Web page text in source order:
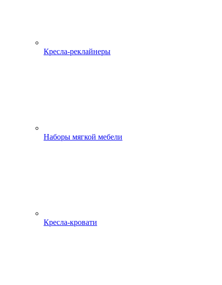
Кресла-реклайнеры
Наборы мягкой мебели
Кресла-кровати